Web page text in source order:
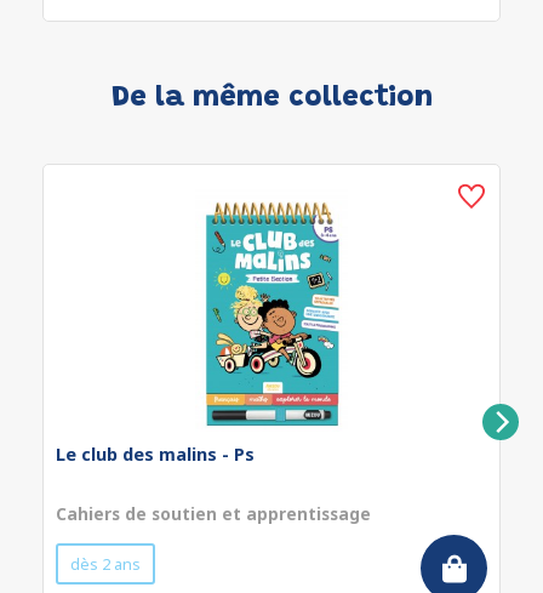
De la même collection
Le club des malins - Ps
Cahiers de soutien et apprentissage
dès 2 ans